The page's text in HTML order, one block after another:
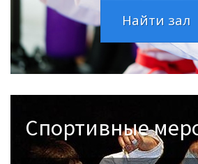
Найти зал
Спортивные